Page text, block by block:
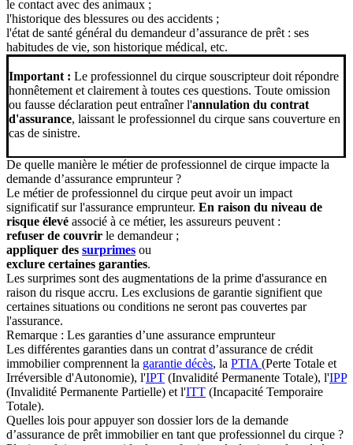
le contact avec des animaux ;
l'historique des blessures ou des accidents ;
l'état de santé général du demandeur d’assurance de prêt : ses
habitudes de vie, son historique médical, etc.
Important : Le professionnel du cirque souscripteur doit répondre
honnêtement et clairement à toutes ces questions. Toute omission
ou fausse déclaration peut entraîner l'annulation du contrat
d'assurance, laissant le professionnel du cirque sans couverture en
cas de sinistre.
De quelle manière le métier de professionnel de cirque impacte la
demande d’assurance emprunteur ?
Le métier de professionnel du cirque peut avoir un impact
significatif sur l'assurance emprunteur. En raison du niveau de
risque élevé associé à ce métier, les assureurs peuvent :
refuser de couvrir le demandeur ;
appliquer des surprimes ou
exclure certaines garanties.
Les surprimes sont des augmentations de la prime d'assurance en
raison du risque accru. Les exclusions de garantie signifient que
certaines situations ou conditions ne seront pas couvertes par
l'assurance.
Remarque : Les garanties d’une assurance emprunteur
Les différentes garanties dans un contrat d’assurance de crédit
immobilier comprennent la garantie décès, la PTIA (Perte Totale et
Irréversible d'Autonomie), l'IPT (Invalidité Permanente Totale), l'IPP
(Invalidité Permanente Partielle) et l'ITT (Incapacité Temporaire
Totale).
Quelles lois pour appuyer son dossier lors de la demande
d’assurance de prêt immobilier en tant que professionnel du cirque ?